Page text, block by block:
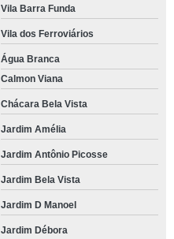
Vila Barra Funda
Vila dos Ferroviários
Água Branca
Calmon Viana
Chácara Bela Vista
Jardim Amélia
Jardim Antônio Picosse
Jardim Bela Vista
Jardim D Manoel
Jardim Débora